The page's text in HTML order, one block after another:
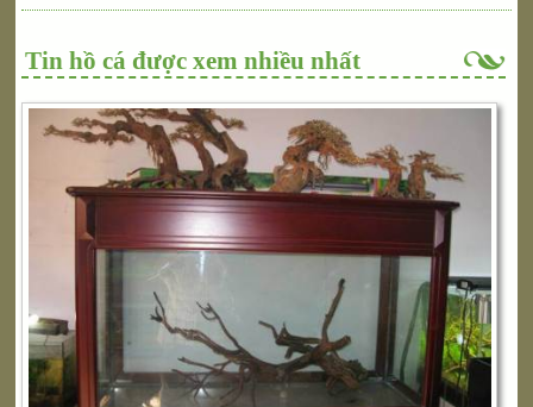
Tin hồ cá được xem nhiều nhất